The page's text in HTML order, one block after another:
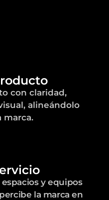
con claridad,
alineándolo
marca.
y equipos
la marca en